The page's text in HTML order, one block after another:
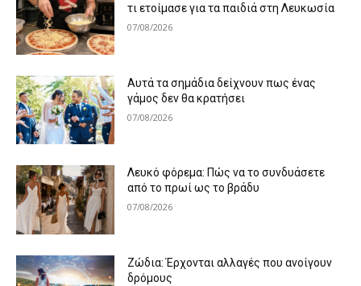
τι ετοίμασε για τα παιδιά στη Λευκωσία
07/08/2026
Αυτά τα σημάδια δείχνουν πως ένας
γάμος δεν θα κρατήσει
07/08/2026
Λευκό φόρεμα: Πώς να το συνδυάσετε
από το πρωί ως το βράδυ
07/08/2026
Ζώδια: Έρχονται αλλαγές που ανοίγουν
δρόμους